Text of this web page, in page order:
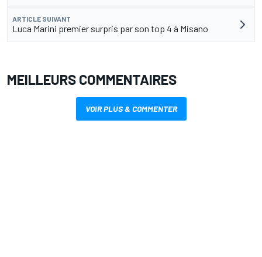
ARTICLE SUIVANT
Luca Marini premier surpris par son top 4 à Misano
MEILLEURS COMMENTAIRES
VOIR PLUS & COMMENTER